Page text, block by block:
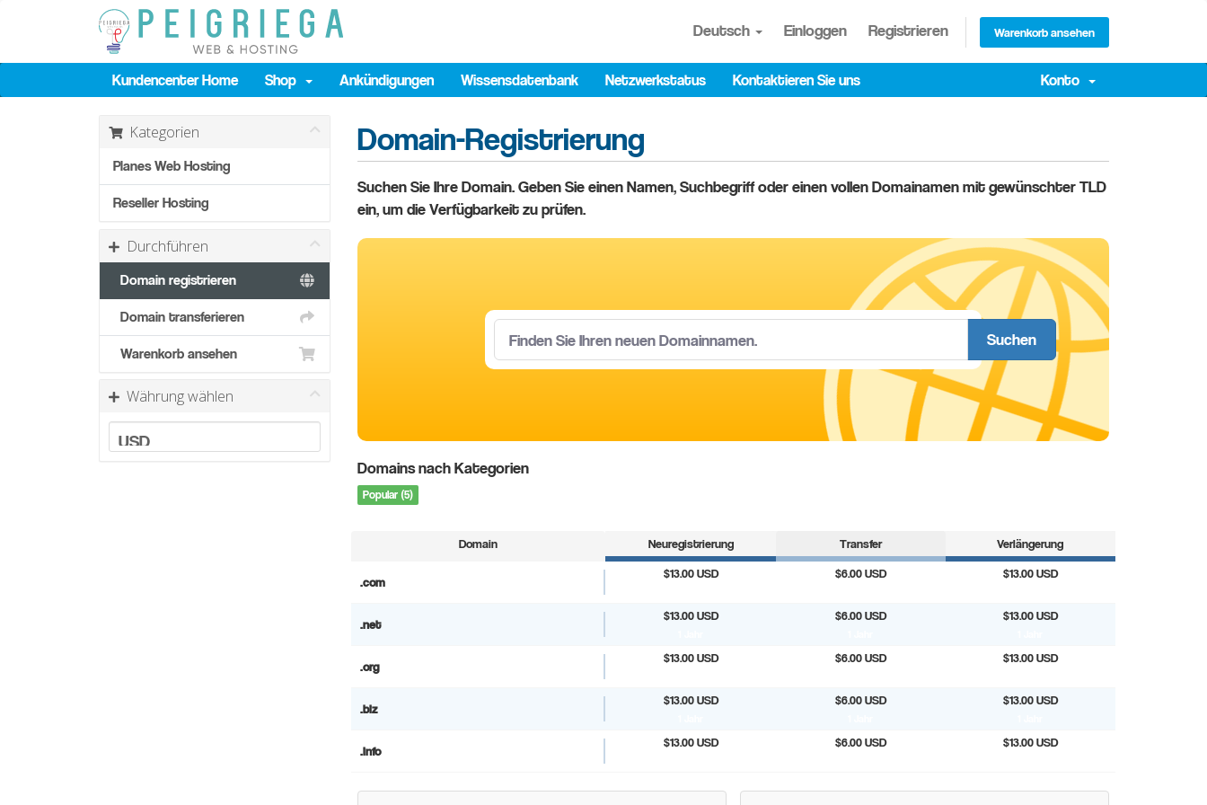
Deutsch Einloggen Registrieren Warenkorb ansehen
Kundencenter Home Shop Ankündigungen Wissensdatenbank Netzwerkstatus Kontaktieren Sie uns Konto
Kategorien
Planes Web Hosting
Reseller Hosting
Durchführen
Domain registrieren
Domain transferieren
Warenkorb ansehen
Währung wählen
Domain-Registrierung
Suchen Sie Ihre Domain. Geben Sie einen Namen, Suchbegriff oder einen vollen Domainamen mit gewünschter TLD
ein, um die Verfügbarkeit zu prüfen.
Suchen
Domains nach Kategorien
Popular (5)
Domain Neuregistrierung Transfer Verlängerung
.com
$13.00 USD $6.00 USD $13.00 USD
.net
$13.00 USD $6.00 USD $13.00 USD
.org
$13.00 USD $6.00 USD $13.00 USD
.biz
$13.00 USD $6.00 USD $13.00 USD
.info
$13.00 USD $6.00 USD $13.00 USD